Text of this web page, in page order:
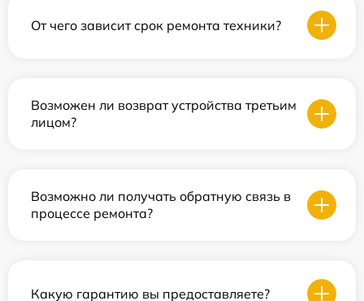
От чего зависит срок ремонта техники?
Возможен ли возврат устройства третьим
лицом?
Возможно ли получать обратную связь в
процессе ремонта?
Какую гарантию вы предоставляете?